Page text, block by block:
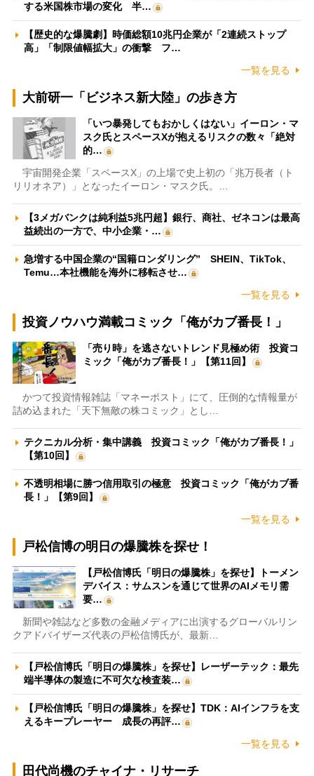
する米国株市場の変化 半…
【歴史的な爆騰劇】時価総額10兆円企業が「2連続ストップ
高」「制限値幅拡大」の衝撃 フ…
一覧を見る
大前研一「ビジネス新大陸」の歩き方
「いつ暴発してもおかしくはない」イーロン・マ
スク氏とスペースXが抱えるリスクの数々「絶対
的…
宇宙開発企業「スペースX」の上場で史上初の「兆万長者（ト
リリオネア）」となったイーロン・マスク氏。…
【3メガバンクは純利益5兆円超】銀行、商社、ゼネコンは最高
益続出の一方で、中小企業・…
急増する中国企業の“国籍ロンダリング” SHEIN、TikTok、
Temu…本社機能を海外に移転させ…
一覧を見る
投資ノウハウ満載コミック「俺がカブ番長！」
「売り時」を逃さないトレンド見極め術 投資コ
ミック「俺がカブ番長！」【第11回】
かつて投資情報雑誌「マネーポスト」にて、圧倒的な情報量が
詰め込まれた「天下無敵の株コミック」とし…
テクニカル分析・集中講義 投資コミック「俺がカブ番長！」
【第10回】
不透明相場に勝つ信用取引の極意 投資コミック「俺がカブ番
長！」【第9回】
一覧を見る
戸松信博の明日の爆騰株を探せ！
【戸松信博氏「明日の爆騰株」を探せ】トーメン
デバイス：サムスンを通じて世界のAIメモリ需
要…
新聞や雑誌など多数の金融メディアに出演するグローバルリン
クアドバイザーズ代表の戸松信博氏が、最新…
【戸松信博氏「明日の爆騰株」を探せ】レーザーテック：最先
端半導体の製造に不可欠な検査装…
【戸松信博氏「明日の爆騰株」を探せ】TDK：AIインフラを支
えるキープレーヤー 成長の再評…
一覧を見る
田代尚機のチャイナ・リサーチ